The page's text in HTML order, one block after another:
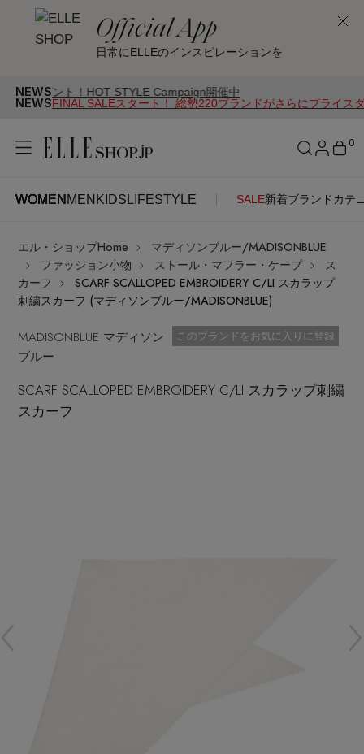
Official App
日常にELLEのインスピレーションを
NEWS
！HOT STYLE Campaign開催中
NEWSFINAL SALEスタート！ 総勢220ブランドがさらにプライス
WOMEN MEN KIDS LIFESTYLE SALE新着ブランド カテ
0
WOMENMENKIDSLIFESTYLE
ITEMS ログイン
はじめてご利用の方
SEE RESULTS
エル・ショップHome
マディソンブルー/MADISONBLUE
ファッション小物
ストール・マフラー・ケープ
ス
カーフ
SCARF SCALLOPED EMBROIDERY C/LI スカラップ
刺繍スカーフ (マディソンブルー/MADISONBLUE)
MADISONBLUE マディソン
ブルー
お気に入り済
このブランドをお気に入りに登録
SCARF SCALLOPED EMBROIDERY C/LI スカラップ刺繍
スカーフ